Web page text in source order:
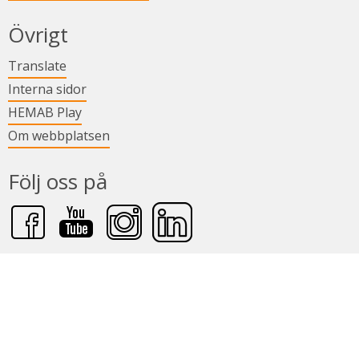
Övrigt
Translate
Interna sidorLänk till annan webbplats.
HEMAB PlayLänk till annan webbplats.
Om webbplatsen
Följ oss på